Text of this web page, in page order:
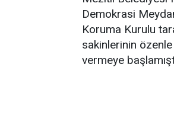
Demokrasi
Koruma Kurulu
sakinlerinin özenle
vermeye